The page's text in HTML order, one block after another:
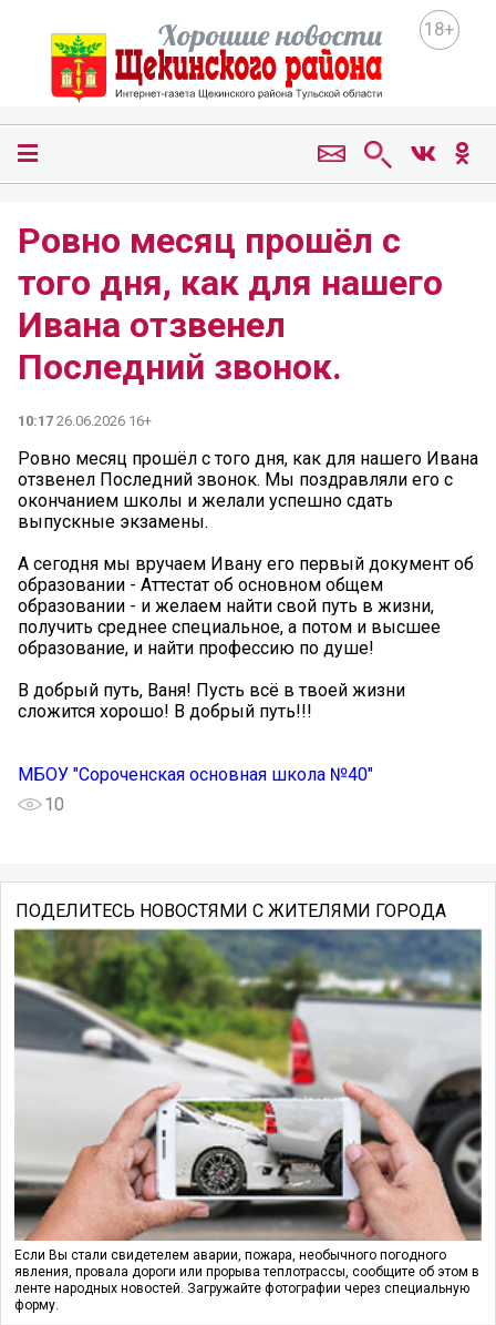
18+
Ровно месяц прошёл с
того дня, как для нашего
Ивана отзвенел
Последний звонок.
10:17 26.06.2026 16+
Ровно месяц прошёл с того дня, как для нашего Ивана
отзвенел Последний звонок. Мы поздравляли его с
окончанием школы и желали успешно сдать
выпускные экзамены.
А сегодня мы вручаем Ивану его первый документ об
образовании - Аттестат об основном общем
образовании - и желаем найти свой путь в жизни,
получить среднее специальное, а потом и высшее
образование, и найти профессию по душе!
В добрый путь, Ваня! Пусть всё в твоей жизни
сложится хорошо! В добрый путь!!!
МБОУ "Сороченская основная школа №40"
10
ПОДЕЛИТЕСЬ НОВОСТЯМИ С ЖИТЕЛЯМИ ГОРОДА
Если Вы стали свидетелем аварии, пожара, необычного погодного
явления, провала дороги или прорыва теплотрассы, сообщите об этом в
ленте народных новостей. Загружайте фотографии через специальную
форму.